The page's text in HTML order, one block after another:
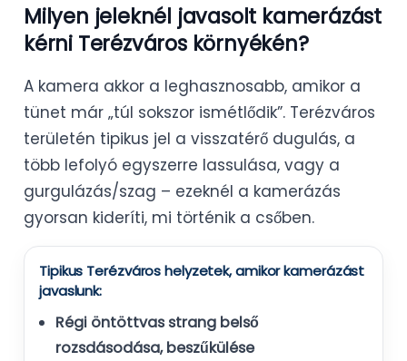
Milyen jeleknél javasolt kamerázást
kérni Terézváros környékén?
A kamera akkor a leghasznosabb, amikor a
tünet már „túl sokszor ismétlődik”. Terézváros
területén tipikus jel a visszatérő dugulás, a
több lefolyó egyszerre lassulása, vagy a
gurgulázás/szag – ezeknél a kamerázás
gyorsan kideríti, mi történik a csőben.
Tipikus Terézváros helyzetek, amikor kamerázást
javaslunk:
Régi öntöttvas strang belső
rozsdásodása, beszűkülése